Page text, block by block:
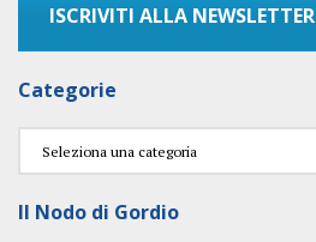
ISCRIVITI ALLA NEWSLETTER
Categorie
Categorie
Il Nodo di Gordio